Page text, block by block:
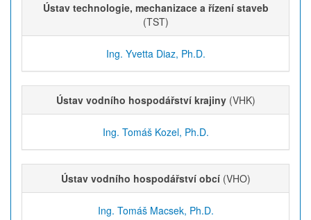
Ústav technologie, mechanizace a řízení staveb
(TST)
Ing. Yvetta Diaz, Ph.D.
Ústav vodního hospodářství krajiny (VHK)
Ing. Tomáš Kozel, Ph.D.
Ústav vodního hospodářství obcí (VHO)
Ing. Tomáš Macsek, Ph.D.